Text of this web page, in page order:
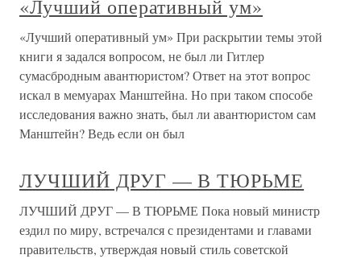
«Лучший оперативный ум»
«Лучший оперативный ум» При раскрытии темы этой
книги я задался вопросом, не был ли Гитлер
сумасбродным авантюристом? Ответ на этот вопрос
искал в мемуарах Манштейна. Но при таком способе
исследования важно знать, был ли авантюристом сам
Манштейн? Ведь если он был
ЛУЧШИЙ ДРУГ — В ТЮРЬМЕ
ЛУЧШИЙ ДРУГ — В ТЮРЬМЕ Пока новый министр
ездил по миру, встречался с президентами и главами
правительств, утверждая новый стиль советской